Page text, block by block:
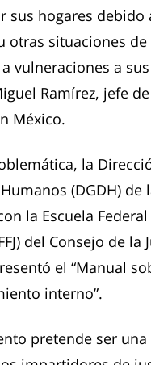
sus hogares debido
otras situaciones
vulneraciones a sus
Ramírez, jefe
México.
la
(DGDH) de
la Escuela
del Consejo de la
el “Manual
interno”.
pretende ser